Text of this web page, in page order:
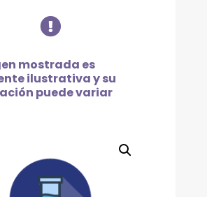

mostrada es
ilustrativa y su
puede variar